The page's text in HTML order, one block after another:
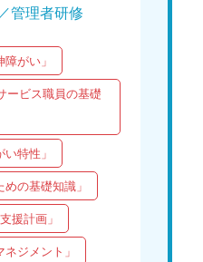
管理者研修
がい」
ービス職員の基礎
特性」
の基礎知識」
援計画」
ジメント」